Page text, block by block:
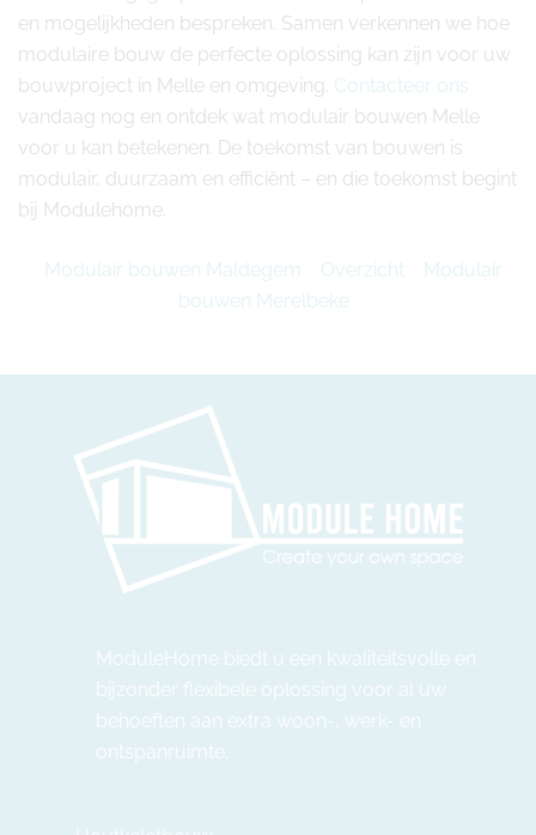
en mogelijkheden bespreken. Samen verkennen we hoe
modulaire bouw de perfecte oplossing kan zijn voor uw
bouwproject in Melle en omgeving. Contacteer ons
vandaag nog en ontdek wat modulair bouwen Melle
voor u kan betekenen. De toekomst van bouwen is
modulair, duurzaam en efficiënt – en die toekomst begint
bij Modulehome.
Modulair bouwen Maldegem Overzicht
Modulair
bouwen Merelbeke
ModuleHome biedt u een kwaliteitsvolle en
bijzonder flexibele oplossing voor al uw
behoeften aan extra woon-, werk- en
ontspanruimte.